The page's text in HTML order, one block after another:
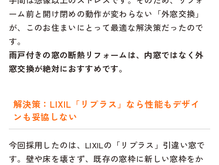
ーム前と開け閉めの動作が変わらない「外窓交換」
が、このお住まいにとって最適な解決策だったので
す。
雨戸付きの窓の断熱リフォームは、内窓ではなく外
窓交換が絶対におすすめです。
解決策：LIXIL「リプラス」なら性能もデザイ
ンも妥協しない
今回採用したのは、LIXILの「リプラス」引違い窓で
す。壁や床を壊さず、既存の窓枠に新しい窓枠をか